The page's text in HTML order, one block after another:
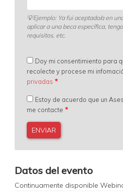
💡Ejemplo: Ya fui aceptado/a en
aplicar a una beca específica,
requisitos, etc.
Doy mi consentimiento para
recolecte y procese mi
privadas
Estoy de acuerdo que un
me contacte
Datos del evento
Continuamente disponible